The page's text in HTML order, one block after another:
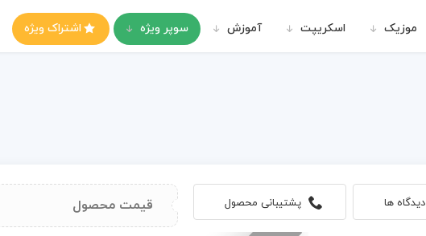
موزیک اسکریپت آموزش سوپر ویژه اشتراک ویژه
دیدگاه ها پشتیبانی محصول قیمت محصول